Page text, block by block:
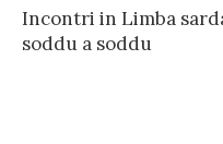
Incontri in Limba
soddu a soddu